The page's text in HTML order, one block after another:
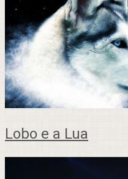
Lobo e a Lua